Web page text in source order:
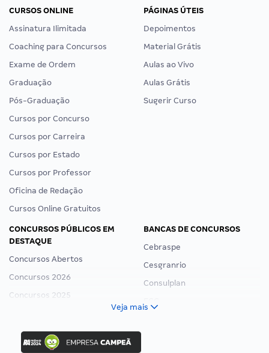
CURSOS ONLINE
Assinatura Ilimitada
Coaching para Concursos
Exame de Ordem
Graduação
Pós-Graduação
Cursos por Concurso
Cursos por Carreira
Cursos por Estado
Cursos por Professor
Oficina de Redação
Cursos Online Gratuitos
PÁGINAS ÚTEIS
Depoimentos
Material Grátis
Aulas ao Vivo
Aulas Grátis
Sugerir Curso
CONCURSOS PÚBLICOS EM
DESTAQUE
Concursos Abertos
Concursos 2026
Concursos 2025
Concurso Ibama
Concurso MPU
BANCAS DE CONCURSOS
Cebraspe
Cesgranrio
Consulplan
Veja mais